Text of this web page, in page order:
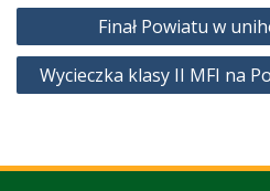
Nawigacja
wpisu
Finał Powiatu w
Wycieczka klasy II MFI na